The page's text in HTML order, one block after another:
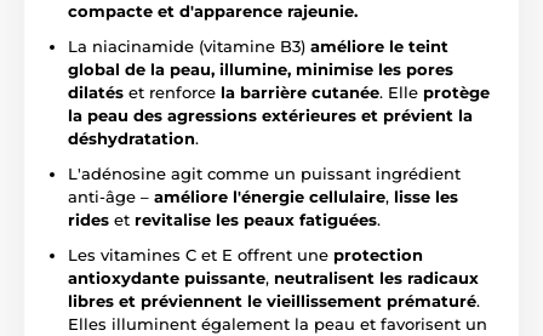
compacte et d'apparence rajeunie.
La niacinamide (vitamine B3) améliore le teint
global de la peau, illumine, minimise les pores
dilatés et renforce la barrière cutanée. Elle protège
la peau des agressions extérieures et prévient la
déshydratation.
L'adénosine agit comme un puissant ingrédient
anti-âge – améliore l'énergie cellulaire, lisse les
rides et revitalise les peaux fatiguées.
Les vitamines C et E offrent une protection
antioxydante puissante, neutralisent les radicaux
libres et préviennent le vieillissement prématuré.
Elles illuminent également la peau et favorisent un